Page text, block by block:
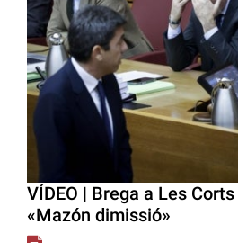
VÍDEO | Brega a Les
«Mazón dimissió»